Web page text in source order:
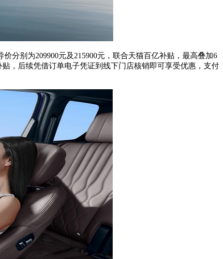
分别为209900元及215900元，联合天猫百亿补贴，最高叠加6
，后续凭借订单电子凭证到线下门店核销即可享受优惠，支付